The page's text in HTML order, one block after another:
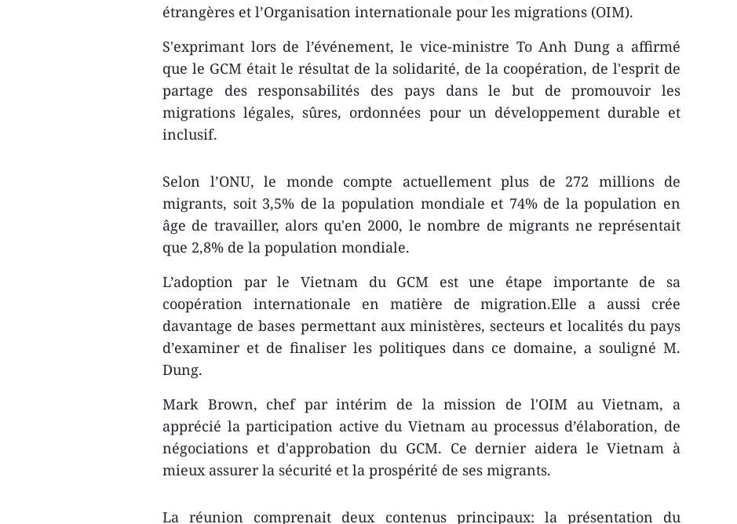
étrangères et l’Organisation internationale pour les migrations (OIM).
S'exprimant lors de l’événement, le vice-ministre To Anh Dung a affirmé
que le GCM était le résultat de la solidarité, de la coopération, de l'esprit de
partage des responsabilités des pays dans le but de promouvoir les
migrations légales, sûres, ordonnées pour un développement durable et
inclusif.
Selon l’ONU, le monde compte actuellement plus de 272 millions de
migrants, soit 3,5% de la population mondiale et 74% de la population en
âge de travailler, alors qu'en 2000, le nombre de migrants ne représentait
que 2,8% de la population mondiale.
L’adoption par le Vietnam du GCM est une étape importante de sa
coopération internationale en matière de migration.Elle a aussi crée
davantage de bases permettant aux ministères, secteurs et localités du pays
d’examiner et de finaliser les politiques dans ce domaine, a souligné M.
Dung.
Mark Brown, chef par intérim de la mission de l'OIM au Vietnam, a
apprécié la participation active du Vietnam au processus d’élaboration, de
négociations et d'approbation du GCM. Ce dernier aidera le Vietnam à
mieux assurer la sécurité et la prospérité de ses migrants.
La réunion comprenait deux contenus principaux: la présentation du